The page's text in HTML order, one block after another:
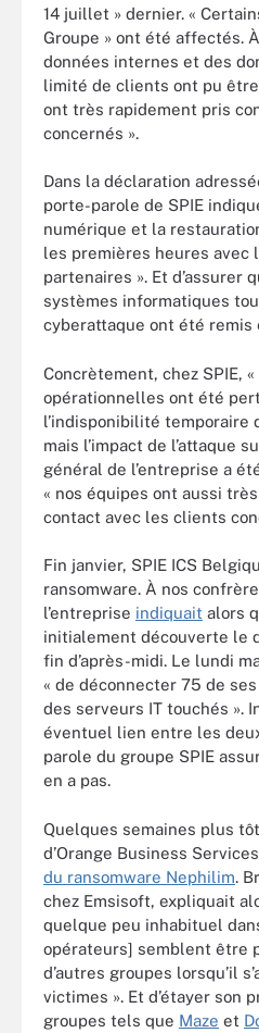
14 juillet » dernier. «
Groupe » ont été affectés.
données internes et des
limité de clients ont pu
ont très rapidement pris
concernés ».
Dans la déclaration
porte-parole de SPIE
numérique et la
les premières heures avec
partenaires ». Et d’assurer
systèmes informatiques
cyberattaque ont été remis
Concrètement, chez SPIE,
opérationnelles ont été
l’indisponibilité temporaire
mais l’impact de l’attaque
général de l’entreprise a
« nos équipes ont aussi
contact avec les clients
Fin janvier, SPIE ICS
ransomware. À nos
l’entreprise indiquait alors
initialement découverte le
fin d’après-midi. Le lundi
« de déconnecter 75 de
des serveurs IT touchés ».
éventuel lien entre les
parole du groupe SPIE
en a pas.
Quelques semaines plus
d’Orange Business
du ransomware Nephilim.
chez Emsisoft, expliquait
quelque peu inhabituel
opérateurs] semblent être
d’autres groupes lorsqu’il
victimes ». Et d’étayer son
groupes tels que Maze et